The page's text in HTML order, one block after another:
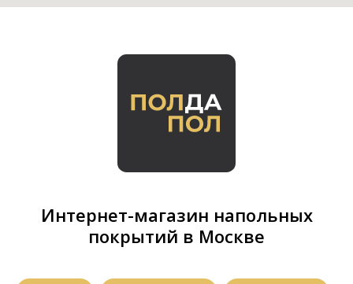
Интернет-магазин напольных
покрытий в Москве